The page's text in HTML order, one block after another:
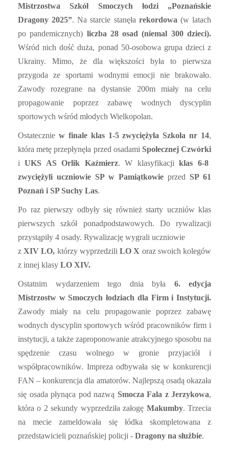
Mistrzostwa Szkół Smoczych łodzi„Poznańskie
Dragony 2025”. Na starcie stanęła rekordowa(w latach
po pandemicznych) liczba 28 osad (niemal 300 dzieci).
Wśród nich dość duża, ponad 50-osobowa grupa dzieci z
Ukrainy. Mimo, że dla większości była to pierwsza
przygoda ze sportami wodnymi emocji nie brakowało.
Zawody rozegrane na dystansie 200m miały na celu
propagowanie poprzez zabawę wodnych dyscyplin
sportowych wśród młodych Wielkopolan.
Ostatecznie w finale klas 1-5 zwyciężyła Szkoła nr 14,
która metę przepłynęła przed osadami Społecznej Czwórki
iUKS AS Orlik Kaźmierz. W klasyfikacjiklas 6-8
zwyciężyli uczniowie SP w Pamiątkowie przed SP 61
Poznań i SP Suchy Las.
Po raz pierwszy odbyły się również starty uczniów klas
pierwszych szkół ponadpodstawowych. Do rywalizacji
przystąpiły 4 osady. Rywalizację wygrali uczniowie
zXIV LO, którzy wyprzedziliLO X oraz swoich kolegów
z innej klasy LO XIV.
Ostatnim wydarzeniem tego dnia była 6.
edycja
Mistrzostw w Smoczych łodziach dla Firm i Instytucji.
Zawody miały na celu propagowanie poprzez zabawę
wodnych dyscyplin sportowych wśród pracowników firm i
instytucji, a także zaproponowanie atrakcyjnego sposobu na
spędzenie czasu wolnego w gronie przyjaciół i
współpracowników. Impreza odbywała się w konkurencji
FAN – konkurencja dla amatorów. Najlepszą osadą okazała
się osada płynąca pod nazwą Smocza Fala z Jerzykowa,
która o 2 sekundy wyprzedziła załogę Makumby. Trzecia
na mecie zameldowała się łódka skompletowana z
przedstawicieli poznańskiej policji - Dragony na służbie.